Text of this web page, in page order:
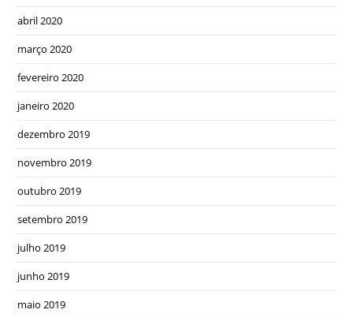
abril 2020
março 2020
fevereiro 2020
janeiro 2020
dezembro 2019
novembro 2019
outubro 2019
setembro 2019
julho 2019
junho 2019
maio 2019